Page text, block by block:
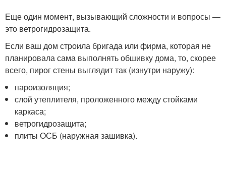
Еще один момент, вызывающий сложности и вопросы —
это ветрогидрозащита.
Если ваш дом строила бригада или фирма, которая не
планировала сама выполнять обшивку дома, то, скорее
всего, пирог стены выглядит так (изнутри наружу):
пароизоляция;
слой утеплителя, проложенного между стойками
каркаса;
ветрогидрозащита;
плиты ОСБ (наружная зашивка).